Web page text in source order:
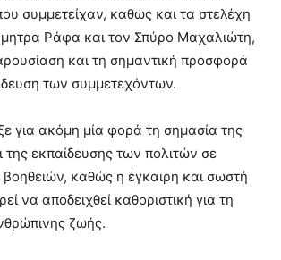
συμμετείχαν, καθώς και τα στελέχη
Ράφα και τον Σπύρο Μαχαλιώτη,
και τη σημαντική προσφορά
των συμμετεχόντων.
για ακόμη μία φορά τη σημασία της
εκπαίδευσης των πολιτών σε
καθώς η έγκαιρη και σωστή
να αποδειχθεί καθοριστική για τη
ζωής.